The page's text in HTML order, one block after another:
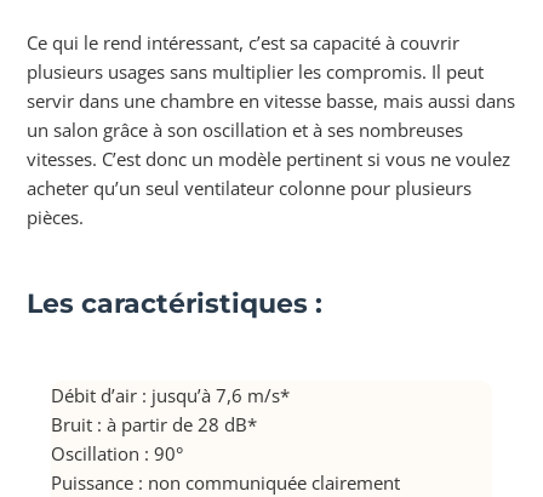
Ce qui le rend intéressant, c’est sa capacité à couvrir
plusieurs usages sans multiplier les compromis. Il peut
servir dans une chambre en vitesse basse, mais aussi dans
un salon grâce à son oscillation et à ses nombreuses
vitesses. C’est donc un modèle pertinent si vous ne voulez
acheter qu’un seul ventilateur colonne pour plusieurs
pièces.
Les caractéristiques :
Débit d’air : jusqu’à 7,6 m/s*
Bruit : à partir de 28 dB*
Oscillation : 90°
Puissance : non communiquée clairement